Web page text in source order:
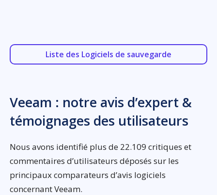
Liste des Logiciels de sauvegarde
Veeam : notre avis d’expert &
témoignages des utilisateurs
Nous avons identifié plus de 22.109 critiques et
commentaires d’utilisateurs déposés sur les
principaux comparateurs d’avis logiciels
concernant Veeam.